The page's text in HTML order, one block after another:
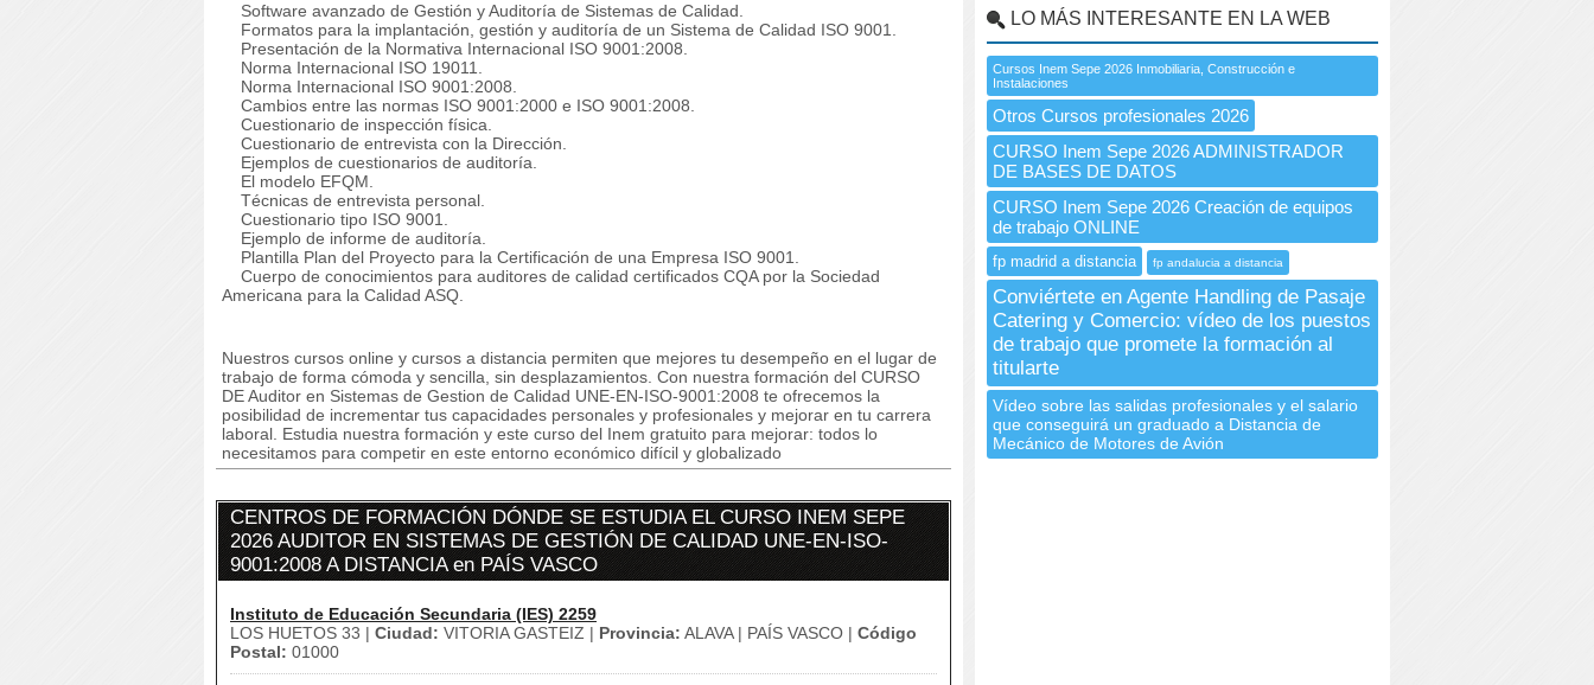
Software avanzado de Gestión y Auditoría de Sistemas de Calidad.
Formatos para la implantación, gestión y auditoría de un Sistema de Calidad ISO 9001.
Presentación de la Normativa Internacional ISO 9001:2008.
Norma Internacional ISO 19011.
Norma Internacional ISO 9001:2008.
Cambios entre las normas ISO 9001:2000 e ISO 9001:2008.
Cuestionario de inspección física.
Cuestionario de entrevista con la Dirección.
Ejemplos de cuestionarios de auditoría.
El modelo EFQM.
Técnicas de entrevista personal.
Cuestionario tipo ISO 9001.
Ejemplo de informe de auditoría.
Plantilla Plan del Proyecto para la Certificación de una Empresa ISO 9001.
Cuerpo de conocimientos para auditores de calidad certificados CQA por la Sociedad
Americana para la Calidad ASQ.
Nuestros cursos online y cursos a distancia permiten que mejores tu desempeño en el lugar de
trabajo de forma cómoda y sencilla, sin desplazamientos. Con nuestra formación del CURSO
DE Auditor en Sistemas de Gestion de Calidad UNE-EN-ISO-9001:2008 te ofrecemos la
posibilidad de incrementar tus capacidades personales y profesionales y mejorar en tu carrera
laboral. Estudia nuestra formación y este curso del Inem gratuito para mejorar: todos lo
necesitamos para competir en este entorno económico difícil y globalizado
CENTROS DE FORMACIÓN DÓNDE SE ESTUDIA EL CURSO INEM SEPE
2026 AUDITOR EN SISTEMAS DE GESTIÓN DE CALIDAD UNE-EN-ISO-
9001:2008 A DISTANCIA en PAÍS VASCO
Instituto de Educación Secundaria (IES) 2259
LOS HUETOS 33 | Ciudad: VITORIA GASTEIZ | Provincia: ALAVA | PAÍS VASCO | Código
Postal: 01000
LO MÁS INTERESANTE EN LA WEB
Cursos Inem Sepe 2026 Inmobiliaria, Construcción e
Instalaciones
Otros Cursos profesionales 2026
CURSO Inem Sepe 2026 ADMINISTRADOR
DE BASES DE DATOS
CURSO Inem Sepe 2026 Creación de equipos
de trabajo ONLINE
fp madrid a distancia fp andalucia a distancia
Conviértete en Agente Handling de Pasaje
Catering y Comercio: vídeo de los puestos
de trabajo que promete la formación al
titularte
Vídeo sobre las salidas profesionales y el salario
que conseguirá un graduado a Distancia de
Mecánico de Motores de Avión